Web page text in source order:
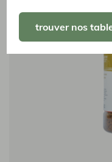
trouver nos